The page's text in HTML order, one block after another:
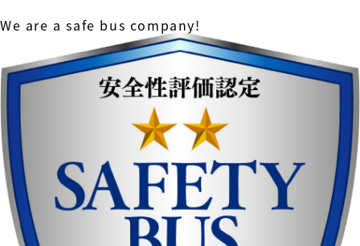
We are a safe bus company!